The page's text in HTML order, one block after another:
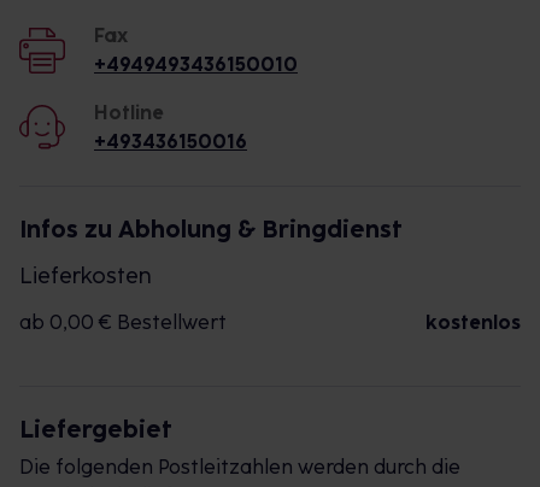
Fax
+4949493436150010
Hotline
+493436150016
Infos zu Abholung & Bringdienst
Lieferkosten
ab 0,00 € Bestellwert kostenlos
Liefergebiet
Die folgenden Postleitzahlen werden durch die